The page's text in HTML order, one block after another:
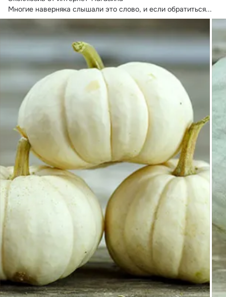
Многие наверняка слышали это слово, и если обратиться...